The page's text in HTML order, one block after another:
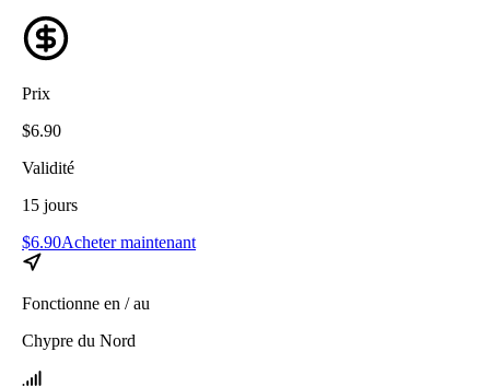
Prix
$6.90
Validité
15 jours
$6.90Acheter maintenant
Fonctionne en / au
Chypre du Nord